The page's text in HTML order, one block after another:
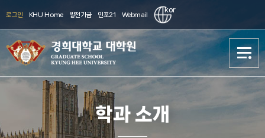
로그인 KHU Home 발전기금 인포21 Webmail
kor
대학원 소개
학과소개
대학원 소개
학과소개
학과 소개